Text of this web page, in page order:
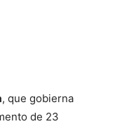
, que gobierna
de 23